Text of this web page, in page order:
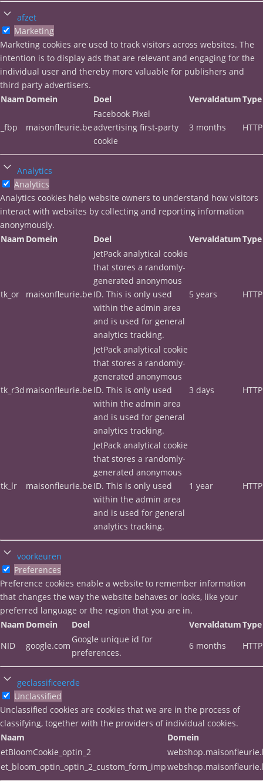
afzet
Marketing
Marketing cookies are used to track visitors across websites. The
intention is to display ads that are relevant and engaging for the
individual user and thereby more valuable for publishers and
third party advertisers.
Naam Domein Doel VervaldatumType
_fbp maisonfleurie.be
Facebook Pixel
advertising first-party
cookie
3 months HTTP
Analytics
Analytics
Analytics cookies help website owners to understand how visitors
interact with websites by collecting and reporting information
anonymously.
Naam Domein Doel VervaldatumType
tk_or maisonfleurie.be
JetPack analytical cookie
that stores a randomly-
generated anonymous
ID. This is only used
within the admin area
and is used for general
analytics tracking.
5 years HTTP
tk_r3d maisonfleurie.be
JetPack analytical cookie
that stores a randomly-
generated anonymous
ID. This is only used
within the admin area
and is used for general
analytics tracking.
3 days HTTP
tk_lr maisonfleurie.be
JetPack analytical cookie
that stores a randomly-
generated anonymous
ID. This is only used
within the admin area
and is used for general
analytics tracking.
1 year HTTP
voorkeuren
Preferences
Preference cookies enable a website to remember information
that changes the way the website behaves or looks, like your
preferred language or the region that you are in.
Naam Domein Doel VervaldatumType
NID
google.com
Google unique id for
preferences.
6 months HTTP
geclassificeerde
Unclassified
Unclassified cookies are cookies that we are in the process of
classifying, together with the providers of individual cookies.
Naam
Domein
etBloomCookie_optin_2
et_bloom_optin_optin_2_custom_form_imp